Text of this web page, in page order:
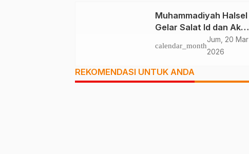
Muhammadiyah Halsel
Gelar Salat Id dan Aksi
Solidaritas Palestina
calendar_month
Jum, 20 Mar
2026
REKOMENDASI UNTUK ANDA